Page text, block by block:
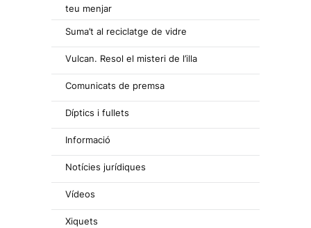
teu menjar
Suma’t al reciclatge de vidre
Vulcan. Resol el misteri de l’illa
Comunicats de premsa
Díptics i fullets
Informació
Notícies jurídiques
Vídeos
Xiquets